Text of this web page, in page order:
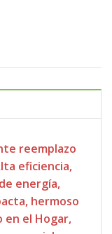
reemplazo
eficiencia,
energía,
hermoso
en el Hogar,